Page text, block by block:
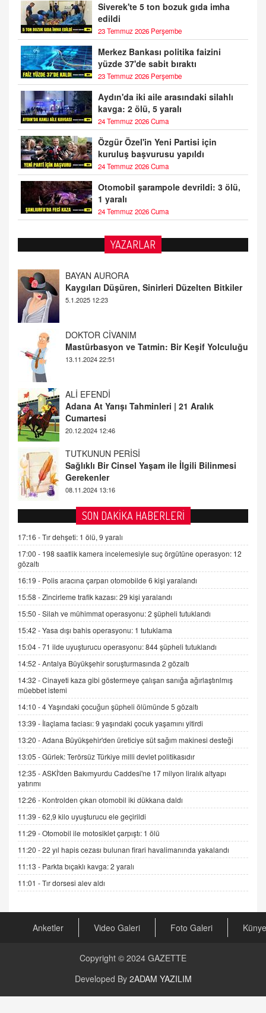
Siverek'te 5 ton bozuk gıda imha
edildi
23 Temmuz 2026 Perşembe
Merkez Bankası politika faizini
yüzde 37'de sabit bıraktı
23 Temmuz 2026 Perşembe
Aydın'da iki aile arasındaki silahlı
kavga: 2 ölü, 5 yaralı
24 Temmuz 2026 Cuma
Özgür Özel'in Yeni Partisi için
kuruluş başvurusu yapıldı
24 Temmuz 2026 Cuma
Otomobil şarampole devrildi: 3 ölü,
1 yaralı
24 Temmuz 2026 Cuma
YAZARLAR
DOKTOR CİVANIM
Mastürbasyon ve Tatmin: Bir Keşif Yolculuğu
13.11.2024 22:51
ALİ EFENDİ
Adana At Yarışı Tahminleri | 21 Aralık
Cumartesi
TUTKUNUN PERİSİ
Sağlıklı Bir Cinsel Yaşam ile İlgili Bilinmesi
Gerekenler
08.11.2024 13:16
FARUK ÖNALAN
Tezkere Onaylanmasaydı…
2 Kasım 2021 Salı 00:11
AV. DOĞAN CAN DOĞAN
Kişisel verilerin korunması ve dijital hukukun
gelişimi
SEHER EREK
Kış Ayları Geldi, Hangi Önlemler Alınmalı?
9.12.2025 10:11
İNCİ GÜL AKÖL
Trump Keşke Adana'yı da Ziyaret Etse...
06.07.2026 13:00
ADEM AKÖL
Esed Destekçilerinin Yüzüne Vurulan Şamar:
Sednaya
11.12.2024 12:30
DR. EKREM ASLAN
Gerçek Ne, Algı Ne? "Beraber Yürüyoruz"
Cümlesinin Peşinden
GÖNÜL MENEKŞE
Şifacının Yolu
04.11.2025 12:56
AV. RÜMEYSA ÖZKALE
Kira Uyuşmazlıklarında Dava Açmadan Önce
Arabulucuya Başvuru Şartı
CAN UĞURATEŞ
Değişen yapısıyla Suriye
GÜNLÜK BURÇ YORUMU
Günlük Burç Yorumu | 22 Kasım 2024: Koç,
SON DAKİKA HABERLERİ
17:16 -Tır dehşeti: 1 ölü, 9 yaralı
17:00 - 198 saatlik kamera incelemesiyle suç örgütüne operasyon: 12
gözaltı
16:19 - Polis aracına çarpan otomobilde 6 kişi yaralandı
15:58 -Zincirleme trafik kazası: 29 kişi yaralandı
15:50 -Silah ve mühimmat operasyonu: 2 şüpheli tutuklandı
15:42 -Yasa dışı bahis operasyonu: 1 tutuklama
15:04 -71 ilde uyuşturucu operasyonu: 844 şüpheli tutuklandı
14:52 -Antalya Büyükşehir soruşturmasında 2 gözaltı
14:32 -Cinayeti kaza gibi göstermeye çalışan sanığa ağırlaştırılmış
müebbet istemi
14:10 -4 Yaşındaki çocuğun şüpheli ölümünde 5 gözaltı
13:39 - İlaçlama faciası: 9 yaşındaki çocuk yaşamını yitirdi
13:20 -Adana Büyükşehir'den üreticiye süt sağım makinesi desteği
13:05 -Gürlek: Terörsüz Türkiye milli devlet politikasıdır
12:35 -ASKİ'den Bakımyurdu Caddesi'ne 17 milyon liralık altyapı
yatırımı
12:26 - Kontrolden çıkan otomobil iki dükkana daldı
11:39 -62,9 kilo uyuşturucu ele geçirildi
11:29 -Otomobil ile motosiklet çarpıştı: 1 ölü
11:20 -22 yıl hapis cezası bulunan firari havalimanında yakalandı
11:13 - Parkta bıçaklı kavga: 2 yaralı
11:01 -Tır dorsesi alev aldı
Anketler Video Galeri Foto Galeri Künye
Copyright © 2024 GAZETTE
Developed By 2ADAM YAZILIM